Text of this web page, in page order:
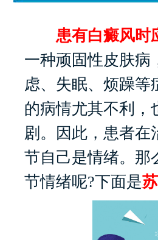
患有白癜风时
一种顽固性皮肤病
虑、失眠、烦躁等
的病情尤其不利，
剧。因此，患者在
节自己是情绪。那
节情绪呢?下面是